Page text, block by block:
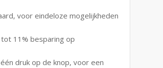
voor eindeloze mogelijkheden
11% besparing op
druk op de knop, voor een